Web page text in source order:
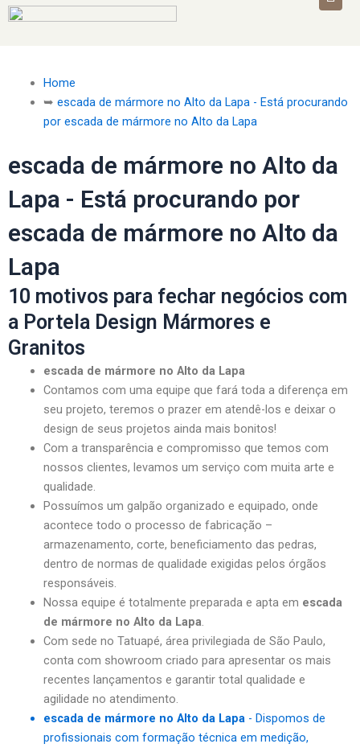
Home
➥ escada de mármore no Alto da Lapa - Está procurando
por escada de mármore no Alto da Lapa
escada de mármore no Alto da
Lapa - Está procurando por
escada de mármore no Alto da
Lapa
10 motivos para fechar negócios com
a Portela Design Mármores e
Granitos
escada de mármore no Alto da Lapa
Contamos com uma equipe que fará toda a diferença em
seu projeto, teremos o prazer em atendê-los e deixar o
design de seus projetos ainda mais bonitos!
Com a transparência e compromisso que temos com
nossos clientes, levamos um serviço com muita arte e
qualidade.
Possuímos um galpão organizado e equipado, onde
acontece todo o processo de fabricação –
armazenamento, corte, beneficiamento das pedras,
dentro de normas de qualidade exigidas pelos órgãos
responsáveis.
Nossa equipe é totalmente preparada e apta em escada
de mármore no Alto da Lapa.
Com sede no Tatuapé, área privilegiada de São Paulo,
conta com showroom criado para apresentar os mais
recentes lançamentos e garantir total qualidade e
agilidade no atendimento.
escada de mármore no Alto da Lapa- Dispomos de
profissionais com formação técnica em medição,